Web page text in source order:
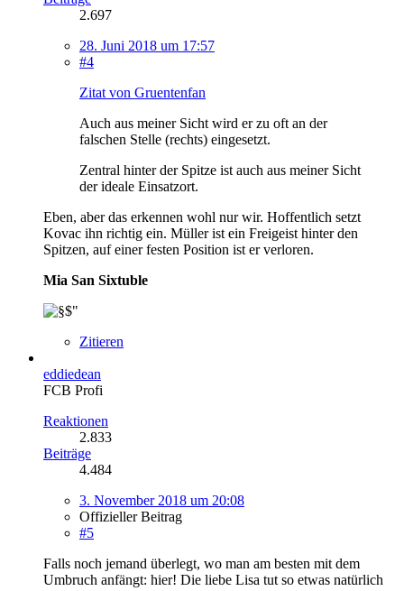
2.697
28. Juni 2018 um 17:57
#4
Zitat von Gruentenfan
Auch aus meiner Sicht wird er zu oft an der
falschen Stelle (rechts) eingesetzt.
Zentral hinter der Spitze ist auch aus meiner Sicht
der ideale Einsatzort.
Eben, aber das erkennen wohl nur wir. Hoffentlich setzt
Kovac ihn richtig ein. Müller ist ein Freigeist hinter den
Spitzen, auf einer festen Position ist er verloren.
Mia San Sixtuble
Zitieren
eddiedean
FCB Profi
Reaktionen
2.833
Beiträge
4.484
3. November 2018 um 20:08
Offizieller Beitrag
#5
Falls noch jemand überlegt, wo man am besten mit dem
Umbruch anfängt: hier! Die liebe Lisa tut so etwas natürlich